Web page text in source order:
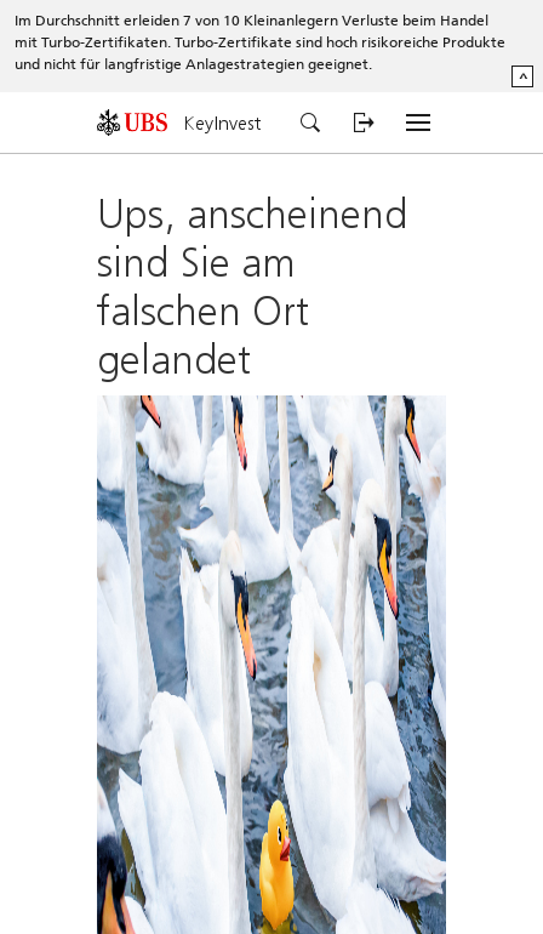
Im Durchschnitt erleiden 7 von 10 Kleinanlegern Verluste beim Handel
mit Turbo-Zertifikaten. Turbo-Zertifikate sind hoch risikoreiche Produkte
und nicht für langfristige Anlagestrategien geeignet.
^
KeyInvest
Ups, anscheinend
sind Sie am
falschen Ort
gelandet